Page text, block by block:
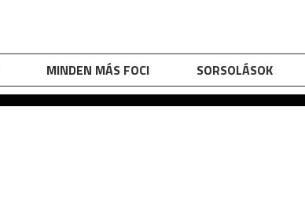
MINDEN MÁS FOCI SORSOLÁSOK